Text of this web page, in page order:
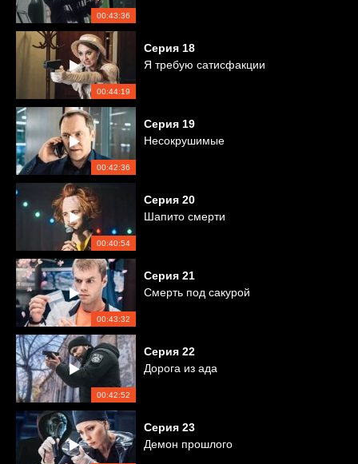
00:43:36
00:44:19
Серия 18
Я требую сатисфакции
00:42:36
Серия 19
Несокрушимые
00:40:54
Серия 20
Шапито смерти
00:43:32
Серия 21
Смерть под сакурой
00:42:52
Серия 22
Дорога из ада
Серия 23
Демон прошлого